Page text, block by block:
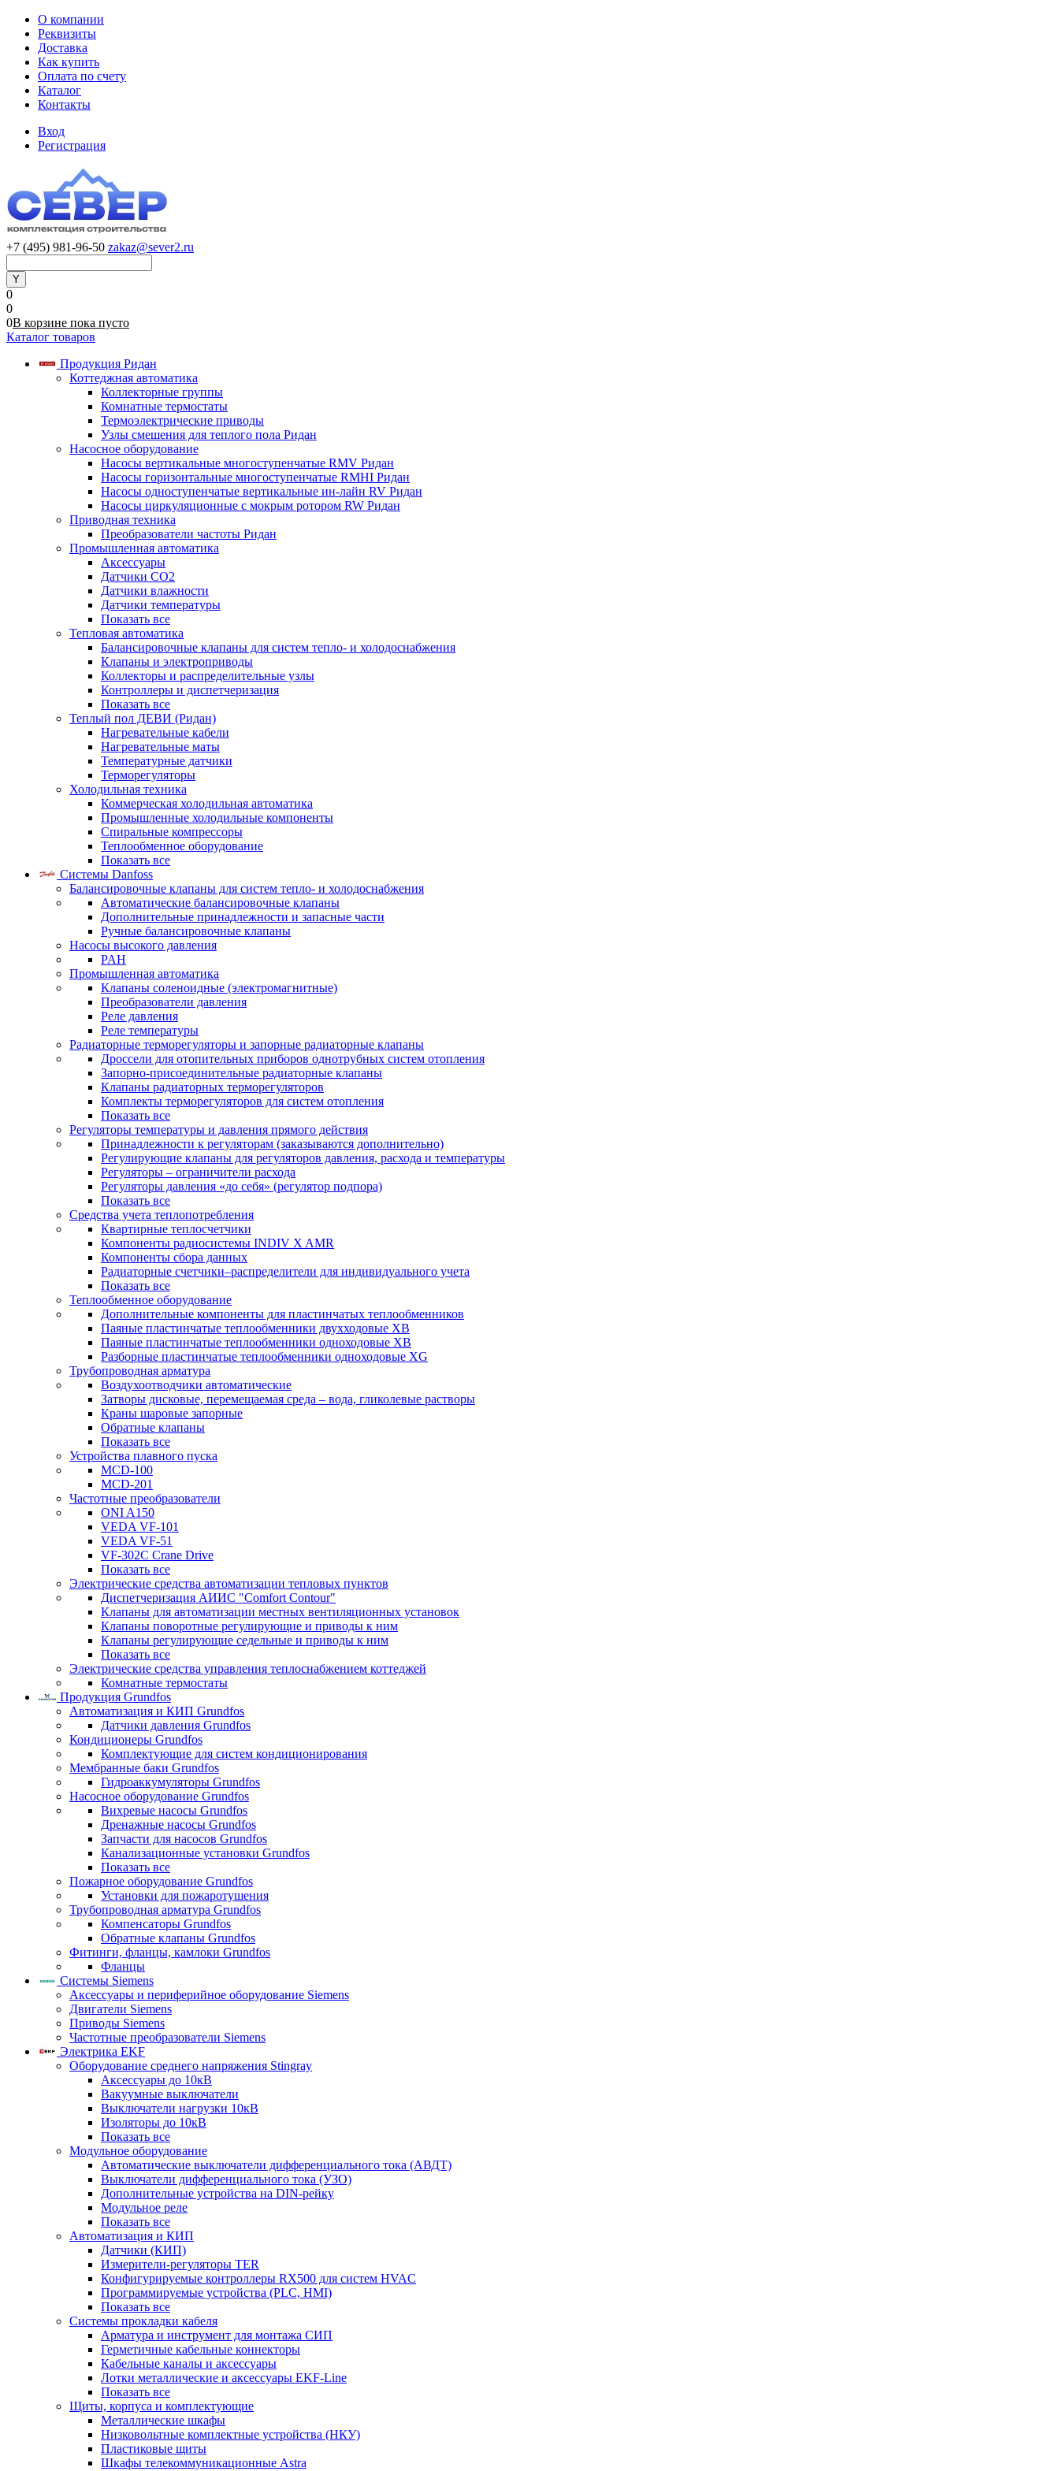
О компании
Реквизиты
Доставка
Как купить
Оплата по счету
Каталог
Контакты
Вход
Регистрация
+7 (495) 981-96-50 zakaz@sever2.ru
0
0
0В корзине пока пусто
Каталог товаров
Продукция Ридан
Коттеджная автоматика
Коллекторные группы
Комнатные термостаты
Термоэлектрические приводы
Узлы смешения для теплого пола Ридан
Насосное оборудование
Насосы вертикальные многоступенчатые RMV Ридан
Насосы горизонтальные многоступенчатые RMHI Ридан
Насосы одноступенчатые вертикальные ин-лайн RV Ридан
Насосы циркуляционные с мокрым ротором RW Ридан
Приводная техника
Преобразователи частоты Ридан
Промышленная автоматика
Аксессуары
Датчики CO2
Датчики влажности
Датчики температуры
Показать все
Тепловая автоматика
Балансировочные клапаны для систем тепло- и холодоснабжения
Клапаны и электроприводы
Коллекторы и распределительные узлы
Контроллеры и диспетчеризация
Показать все
Теплый пол ДЕВИ (Ридан)
Нагревательные кабели
Нагревательные маты
Температурные датчики
Терморегуляторы
Холодильная техника
Коммерческая холодильная автоматика
Промышленные холодильные компоненты
Спиральные компрессоры
Теплообменное оборудование
Показать все
Системы Danfoss
Балансировочные клапаны для систем тепло- и холодоснабжения
Автоматические балансировочные клапаны
Дополнительные принадлежности и запасные части
Ручные балансировочные клапаны
Насосы высокого давления
PAH
Промышленная автоматика
Клапаны соленоидные (электромагнитные)
Преобразователи давления
Реле давления
Реле температуры
Радиаторные терморегуляторы и запорные радиаторные клапаны
Дроссели для отопительных приборов однотрубных систем отопления
Запорно-присоединительные радиаторные клапаны
Клапаны радиаторных терморегуляторов
Комплекты терморегуляторов для систем отопления
Показать все
Регуляторы температуры и давления прямого действия
Принадлежности к регуляторам (заказываются дополнительно)
Регулирующие клапаны для регуляторов давления, расхода и температуры
Регуляторы – ограничители расхода
Регуляторы давления «до себя» (регулятор подпора)
Показать все
Средства учета теплопотребления
Квартирные теплосчетчики
Компоненты радиосистемы INDIV X AMR
Компоненты сбора данных
Радиаторные счетчики–распределители для индивидуального учета
Показать все
Теплообменное оборудование
Дополнительные компоненты для пластинчатых теплообменников
Паяные пластинчатые теплообменники двухходовые XB
Паяные пластинчатые теплообменники одноходовые ХВ
Разборные пластинчатые теплообменники одноходовые ХG
Трубопроводная арматура
Воздухоотводчики автоматические
Затворы дисковые, перемещаемая среда – вода, гликолевые растворы
Краны шаровые запорные
Обратные клапаны
Показать все
Устройства плавного пуска
MCD-100
MCD-201
Частотные преобразователи
ONI A150
VEDA VF-101
VEDA VF-51
VF-302C Crane Drive
Показать все
Электрические средства автоматизации тепловых пунктов
Диспетчеризация АИИС "Comfort Contour"
Клапаны для автоматизации местных вентиляционных установок
Клапаны поворотные регулирующие и приводы к ним
Клапаны регулирующие седельные и приводы к ним
Показать все
Электрические средства управления теплоснабжением коттеджей
Комнатные термостаты
Продукция Grundfos
Автоматизация и КИП Grundfos
Датчики давления Grundfos
Кондиционеры Grundfos
Комплектующие для систем кондиционирования
Мембранные баки Grundfos
Гидроаккумуляторы Grundfos
Насосное оборудование Grundfos
Вихревые насосы Grundfos
Дренажные насосы Grundfos
Запчасти для насосов Grundfos
Канализационные установки Grundfos
Показать все
Пожарное оборудование Grundfos
Установки для пожаротушения
Трубопроводная арматура Grundfos
Компенсаторы Grundfos
Обратные клапаны Grundfos
Фитинги, фланцы, камлоки Grundfos
Фланцы
Системы Siemens
Аксессуары и периферийное оборудование Siemens
Двигатели Siemens
Приводы Siemens
Частотные преобразователи Siemens
Электрика EKF
Оборудование среднего напряжения Stingray
Аксессуары до 10кВ
Вакуумные выключатели
Выключатели нагрузки 10кВ
Изоляторы до 10кВ
Показать все
Модульное оборудование
Автоматические выключатели дифференциального тока (АВДТ)
Выключатели дифференциального тока (УЗО)
Дополнительные устройства на DIN-рейку
Модульное реле
Показать все
Автоматизация и КИП
Датчики (КИП)
Измерители-регуляторы TER
Конфигурируемые контроллеры RX500 для систем HVAC
Программируемые устройства (PLC, HMI)
Показать все
Системы прокладки кабеля
Арматура и инструмент для монтажа СИП
Герметичные кабельные коннекторы
Кабельные каналы и аксессуары
Лотки металлические и аксессуары EKF-Line
Показать все
Щиты, корпуса и комплектующие
Металлические шкафы
Низковольтные комплектные устройства (НКУ)
Пластиковые щиты
Шкафы телекоммуникационные Astra